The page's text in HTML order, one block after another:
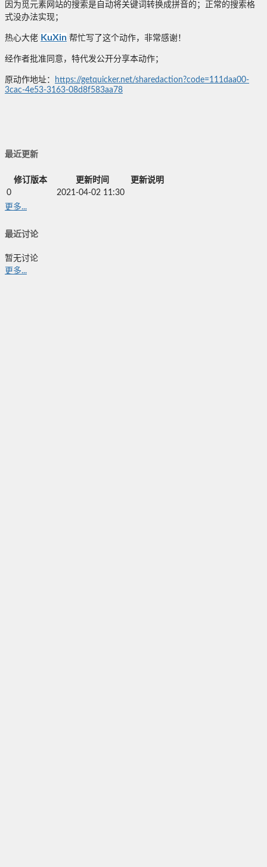
因为觅元素网站的搜索是自动将关键词转换成拼音的；正常的搜索格
式没办法实现；
热心大佬 KuXin 帮忙写了这个动作，非常感谢！
经作者批准同意，特代发公开分享本动作；
原动作地址：
https://getquicker.net/sharedaction?code=111daa00-
3cac-4e53-3163-08d8f583aa78
最近更新
修订版本 更新时间
更新说明
0
2021-04-02 11:30
更多...
最近讨论
暂无讨论
更多...